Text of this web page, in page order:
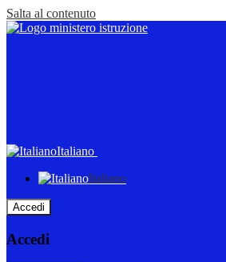
Salta al contenuto
Italiano
Italiano
Accedi
Accedi